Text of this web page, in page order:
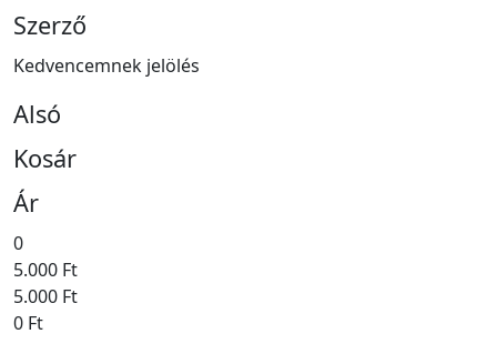
Szerző
Kedvencemnek jelölés
Alsó
Kosár
Ár
0
5.000 Ft
5.000 Ft
0 Ft